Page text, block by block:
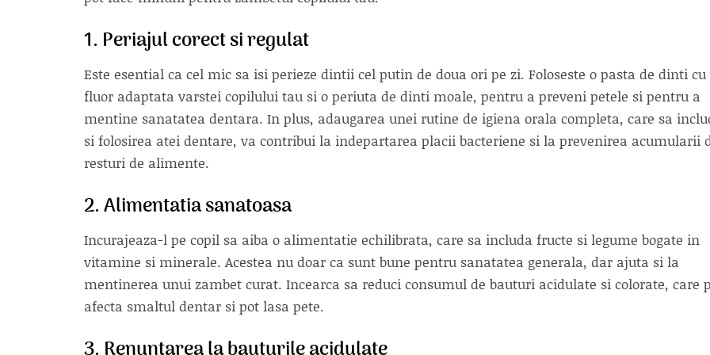
1. Periajul corect si regulat
Este esential ca cel mic sa isi perieze dintii cel putin de doua ori pe zi. Foloseste o pasta de dinti cu
fluor adaptata varstei copilului tau si o periuta de dinti moale, pentru a preveni petele si pentru a
mentine sanatatea dentara. In plus, adaugarea unei rutine de igiena orala completa, care sa
si folosirea atei dentare, va contribui la indepartarea placii bacteriene si la prevenirea acumularii
resturi de alimente.
2. Alimentatia sanatoasa
Incurajeaza-l pe copil sa aiba o alimentatie echilibrata, care sa includa fructe si legume bogate in
vitamine si minerale. Acestea nu doar ca sunt bune pentru sanatatea generala, dar ajuta si la
mentinerea unui zambet curat. Incearca sa reduci consumul de bauturi acidulate si colorate, care
afecta smaltul dentar si pot lasa pete.